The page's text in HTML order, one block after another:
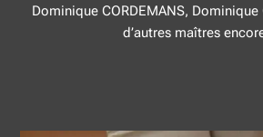
Dominique CORDEMANS, Dominique
d’autres maîtres